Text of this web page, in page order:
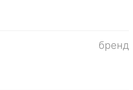
бренд